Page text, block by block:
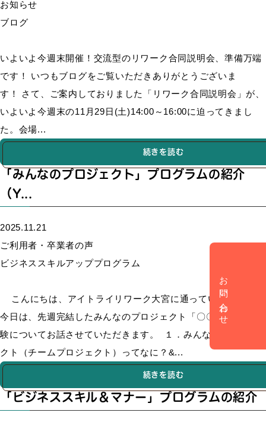
お知らせ
ブログ
いよいよ今週末開催！交流型のリワーク合同説明会、準備万端
です！ いつもブログをご覧いただきありがとうございま
す！ さて、ご案内しておりました「リワーク合同説明会」が、
いよいよ今週末の11月29日(土)14:00～16:00に迫ってきまし
た。会場...
続きを読む
「みんなのプロジェクト」プログラムの紹介
（Y...
2025.11.21
ご利用者・卒業者の声
ビジネススキルアッププログラム
こんにちは、アイトライリワーク大宮に通っているＹです。
今日は、先週完結したみんなのプロジェクト「〇〇週間」の体
験についてお話させていただきます。 １．みんなのプロジェ
クト（チームプロジェクト）ってなに？&...
続きを読む
「ビジネススキル＆マナー」プログラムの紹介
お問い合わせ